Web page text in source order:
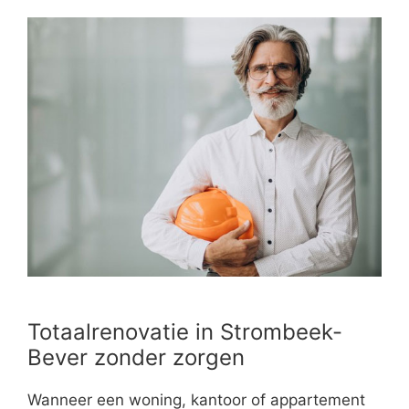
Totaalrenovatie in Strombeek-
Bever zonder zorgen
Wanneer een woning, kantoor of appartement